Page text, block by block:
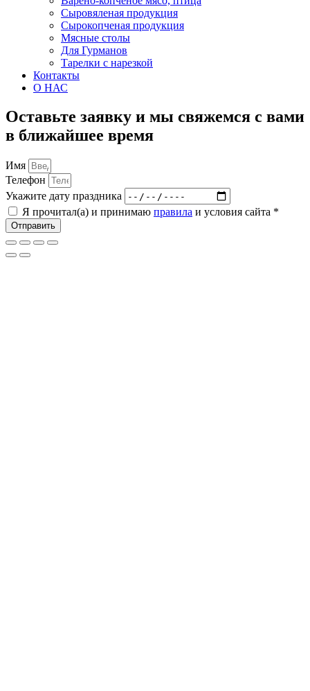
Сыровяленая продукция
Сырокопченая продукция
Мясные столы
Для Гурманов
Тарелки с нарезкой
Контакты
О НАС
Оставьте заявку и мы свяжемся с вами
в ближайшее время
Имя
Телефон
Укажите дату праздника
Я прочитал(а) и принимаю правила и условия сайта *
Отправить